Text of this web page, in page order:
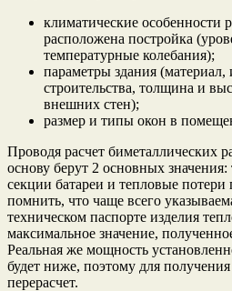
климатические особенности
расположена постройка
температурные колебания);
параметры здания
строительства, толщина и
внешних стен);
размер и типы окон в
Проводя расчет биметаллических
основу берут 2 основных
секции батареи и тепловые
помнить, что чаще всего
техническом паспорте изделия
максимальное значение,
Реальная же мощность
будет ниже, поэтому для
перерасчет.